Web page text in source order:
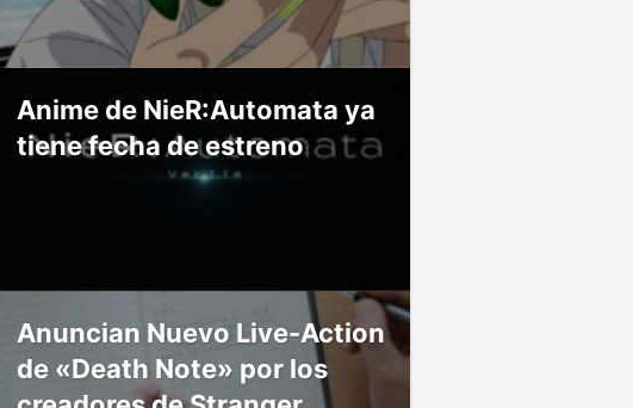
Anime de NieR:Automata ya
tiene fecha de estreno
Anuncian Nuevo Live-Action
de «Death Note» por los